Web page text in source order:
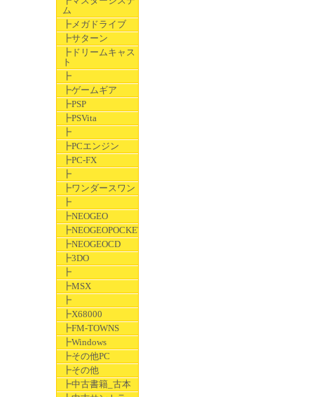
ム
┣メガドライブ
┣サターン
┣ドリームキャス
ト
┣
┣ゲームギア
┣PSP
┣PSVita
┣
┣PCエンジン
┣PC-FX
┣
┣ワンダースワン
┣
┣NEOGEO
┣NEOGEOPOCKET
┣NEOGEOCD
┣3DO
┣
┣MSX
┣
┣X68000
┣FM-TOWNS
┣Windows
┣その他PC
┣その他
┣中古書籍_古本